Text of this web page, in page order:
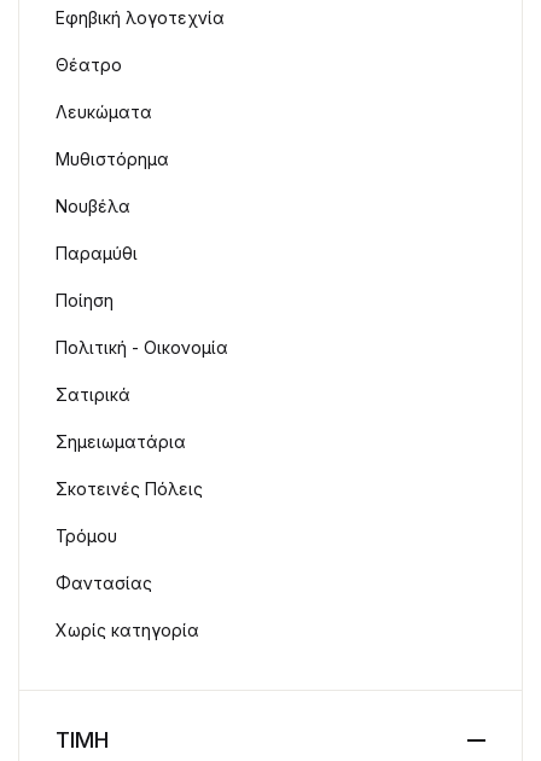
Εφηβική λογοτεχνία
Θέατρο
Λευκώματα
Μυθιστόρημα
Νουβέλα
Παραμύθι
Ποίηση
Πολιτική - Οικονομία
Σατιρικά
Σημειωματάρια
Σκοτεινές Πόλεις
Τρόμου
Φαντασίας
Χωρίς κατηγορία
ΤΙΜΗ